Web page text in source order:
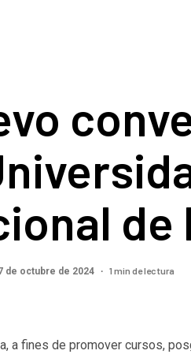
de
de octubre de 2024 1 min de lectura
a fines de promover cursos,